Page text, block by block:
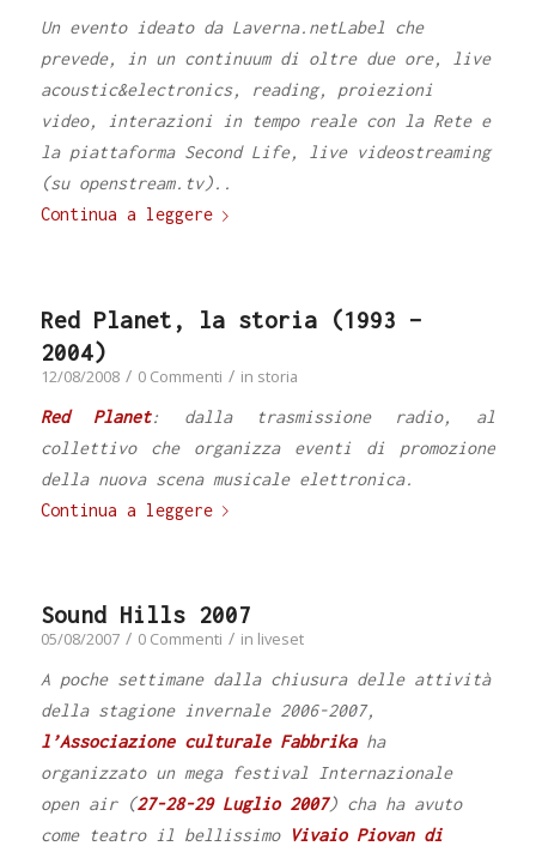
Un evento ideato da Laverna.netLabel che
prevede, in un continuum di oltre due ore, live
acoustic&electronics, reading, proiezioni
video, interazioni in tempo reale con la Rete e
la piattaforma Second Life, live videostreaming
(su openstream.tv)..
Continua a leggere
Red Planet, la storia (1993 –
2004)
12/08/2008 / 0 Commenti / in storia
Red Planet: dalla trasmissione radio, al
collettivo che organizza eventi di promozione
della nuova scena musicale elettronica.
Continua a leggere
Sound Hills 2007
05/08/2007 / 0 Commenti / in liveset
A poche settimane dalla chiusura delle attività
della stagione invernale 2006-2007,
l’Associazione culturale Fabbrikaha
organizzato un mega festival Internazionale
open air (27-28-29 Luglio 2007) cha ha avuto
come teatro il bellissimo Vivaio Piovan di